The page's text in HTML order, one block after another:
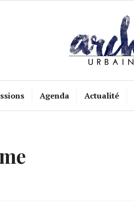
Agenda Actualité